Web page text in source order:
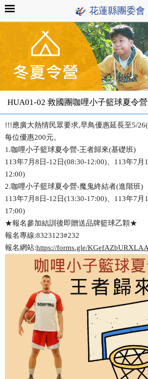
花蓮縣團委會
HUA01-02 救國團咖哩小子籃球夏令
!!!應廣大熱情民眾要求,早鳥優惠延長至5/
每位優惠200元。
1.咖哩小子籃球夏令營-王者歸來(基礎班)
113年7月8日-12日(08:30-12:00)、113年7月
12:00)
2.咖哩小子籃球夏令營-魔鬼終結者(進階班)
113年7月8日-12日(13:30-17:00)、113年7月
17:00)
★報名參加結訓後即贈送品牌籃球乙顆★
報名專線:8323123#232
報名網站:https://forms.gle/